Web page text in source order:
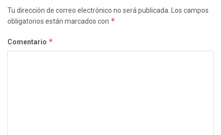
Tu dirección de correo electrónico no será publicada.
Los campos
obligatorios están marcados con *
Comentario *